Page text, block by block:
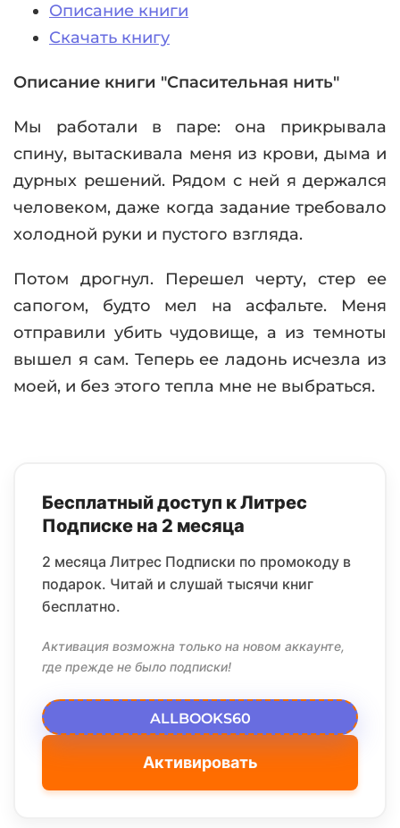
Описание книги
Скачать книгу
Описание книги "Спасительная нить"
Мы работали в паре: она прикрывала
спину, вытаскивала меня из крови, дыма и
дурных решений. Рядом с ней я держался
человеком, даже когда задание требовало
холодной руки и пустого взгляда.
Потом дрогнул. Перешел черту, стер ее
сапогом, будто мел на асфальте. Меня
отправили убить чудовище, а из темноты
вышел я сам. Теперь ее ладонь исчезла из
моей, и без этого тепла мне не выбраться.
Бесплатный доступ к Литрес
Подписке на 2 месяца
2 месяца Литрес Подписки по промокоду в
подарок. Читай и слушай тысячи книг
бесплатно.
Активация возможна только на новом аккаунте,
где прежде не было подписки!
ALLBOOKS60
Активировать